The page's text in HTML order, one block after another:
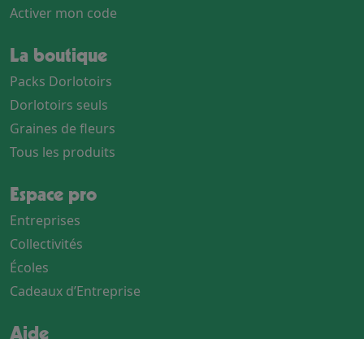
Activer mon code
La boutique
Packs Dorlotoirs
Dorlotoirs seuls
Graines de fleurs
Tous les produits
Espace pro
Entreprises
Collectivités
Écoles
Cadeaux d’Entreprise
Aide